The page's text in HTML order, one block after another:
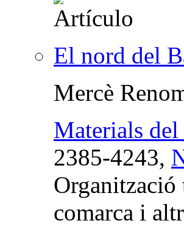
El nord del
Mercè
Materials
2385-4243,
Organització
comarca i